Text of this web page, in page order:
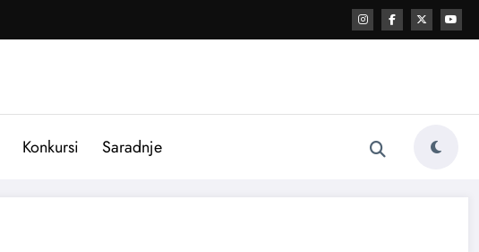
Konkursi Saradnje